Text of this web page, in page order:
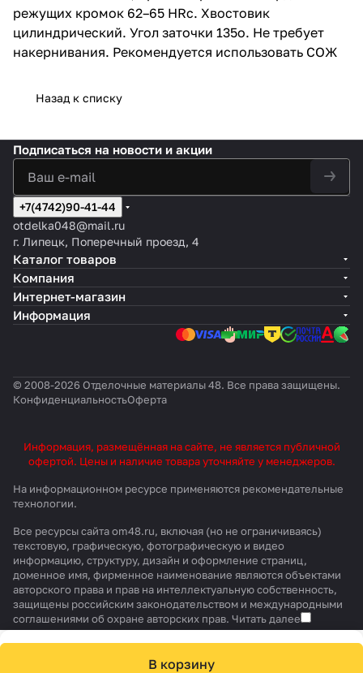
режущих кромок 62–65 HRc. Хвостовик
цилиндрический. Угол заточки 135о. Не требует
накернивания. Рекомендуется использовать СОЖ
Назад к списку
В корзину
Подписаться на новости и акции
+7(4742)90-41-44
otdelka048@mail.ru
г. Липецк, Поперечный проезд, 4
Каталог товаров
Компания
Интернет-магазин
Информация
© 2008-2026 Отделочные материалы 48. Все права защищены.
КонфиденциальностьОферта
Информация, размещённая на сайте, не является публичной
офертой. Цены и наличие товара уточняйте у менеджеров.
На информационном ресурсе применяются рекомендательные
технологии.
Все ресурсы сайта om48.ru, включая (но не ограничиваясь)
текстовую, графическую, фотографическую и видео
информацию, структуру, дизайн и оформление страниц,
доменное имя, фирменное наименование являются объектами
авторского права и прав на интеллектуальную собственность,
защищены российским законодательством и международными
соглашениями об охране авторских прав. Читать далее